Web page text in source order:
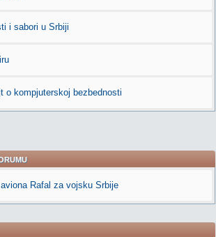
i sabori u Srbiji
o kompjuterskoj bezbednosti
Rafal za vojsku Srbije